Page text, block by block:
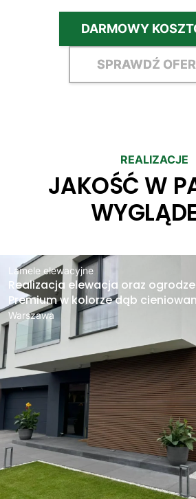
DARMOWY
SPRAWDŹ
REALIZACJE
JAKOŚĆ W
Lamele elewacyjne
Realizacja elewacja oraz
Premium w kolorze dąb
Warszawa